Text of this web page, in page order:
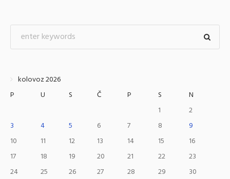
kolovoz 2026
P
U S Č P S
N
1
2
3
4 5 6 7 8
9
10
11 12 13 14 15
16
17
18 19 20 21 22
23
24
25 26 27 28 29
30